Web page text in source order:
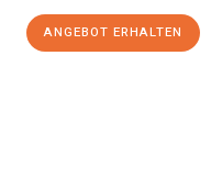
ANGEBOT ERHALTEN